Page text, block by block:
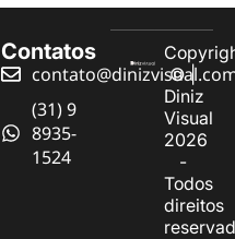
Contatos
(31) 9
8935-
1524
© |
Diniz
Visual
2026
-
Todos
direitos